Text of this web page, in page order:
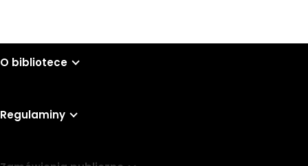
O bibliotece
Regulaminy